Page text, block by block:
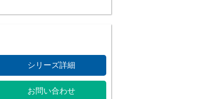
シリーズ詳細
お問い合わせ